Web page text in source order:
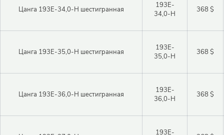
Цанга 193E-34,0-H шестигранная
193E-
34,0-H
368 $
Цанга 193E-35,0-H шестигранная
193E-
35,0-H
368 $
Цанга 193E-36,0-H шестигранная
193E-
36,0-H
368 $
193E-